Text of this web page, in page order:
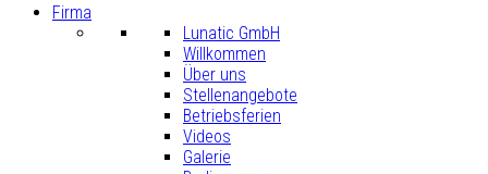
Firma
Lunatic GmbH
Willkommen
Über uns
Stellenangebote
Betriebsferien
Videos
Galerie